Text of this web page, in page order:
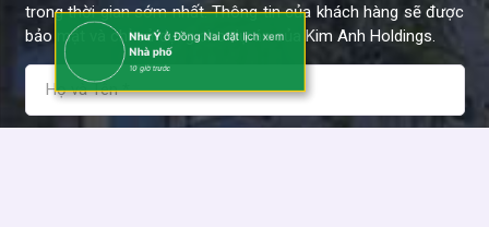
trong thời gian sớm nhất. Thông tin của khách hàng sẽ được
bảo mật và chỉ sử dụng cho dự án của Kim Anh Holdings.
Như Ýở Đồng Nai đặt lịch xem
Nhà phố
10 giờ trước